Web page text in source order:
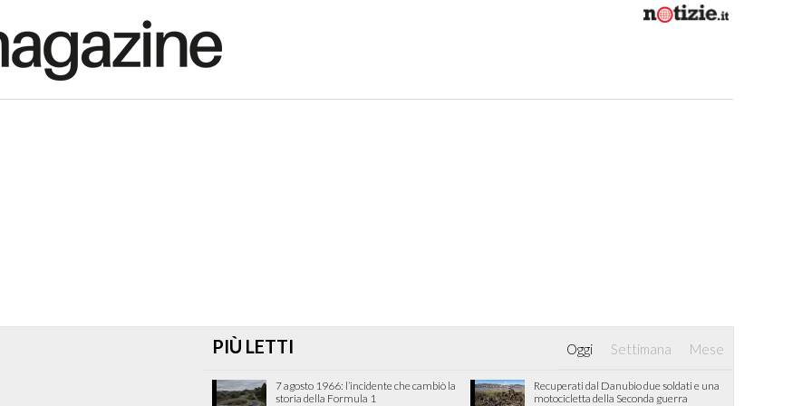
PIÙ LETTI Oggi Settimana Mese
7 agosto 1966: l’incidente che cambiò la
storia della Formula 1
Recuperati dal Danubio due soldati e una
motocicletta della Seconda guerra